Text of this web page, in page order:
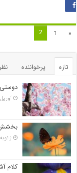
«
1
2
تازه پرخواننده
آوریل 6,
ژانویه 31, 2021
کلام